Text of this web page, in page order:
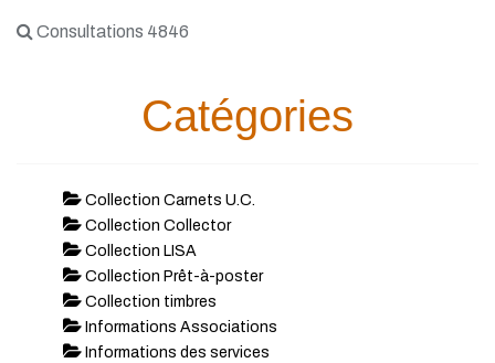
Consultations 4846
Catégories
Collection Carnets U.C.
Collection Collector
Collection LISA
Collection Prêt-à-poster
Collection timbres
Informations Associations
Informations des services